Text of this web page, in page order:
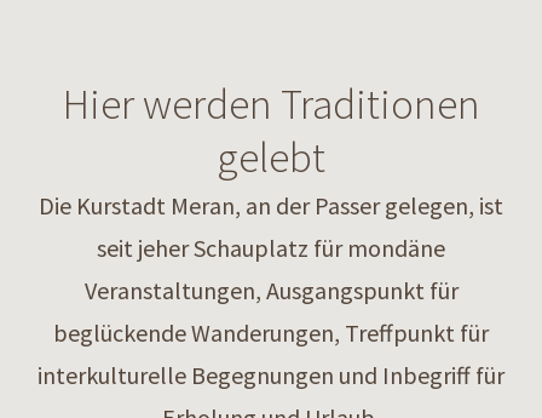
Hier werden Traditionen
gelebt
Die Kurstadt Meran, an der Passer gelegen, ist
seit jeher Schauplatz für mondäne
Veranstaltungen, Ausgangspunkt für
beglückende Wanderungen, Treffpunkt für
interkulturelle Begegnungen und Inbegriff für